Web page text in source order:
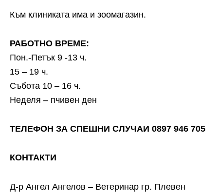
Към клиниката има и зоомагазин.
РАБОТНО ВРЕМЕ:
Пон.-Петък 9 -13 ч.
15 – 19 ч.
Събота 10 – 16 ч.
Неделя – пчивен ден
ТЕЛЕФОН ЗА СПЕШНИ СЛУЧАИ 0897 946 705
КОНТАКТИ
Д-р Ангел Ангелов – Ветеринар гр. Плевен